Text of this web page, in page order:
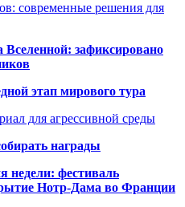
современные решения для
зафиксировано
этап мирового тура
для агрессивной среды
награды
недели: фестиваль
Нотр-Дама во Франции